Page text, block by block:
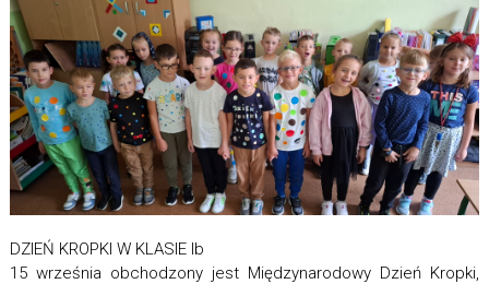
DZIEŃ KROPKI W KLASIE Ib
15 września obchodzony jest Międzynarodowy Dzień Kropki,